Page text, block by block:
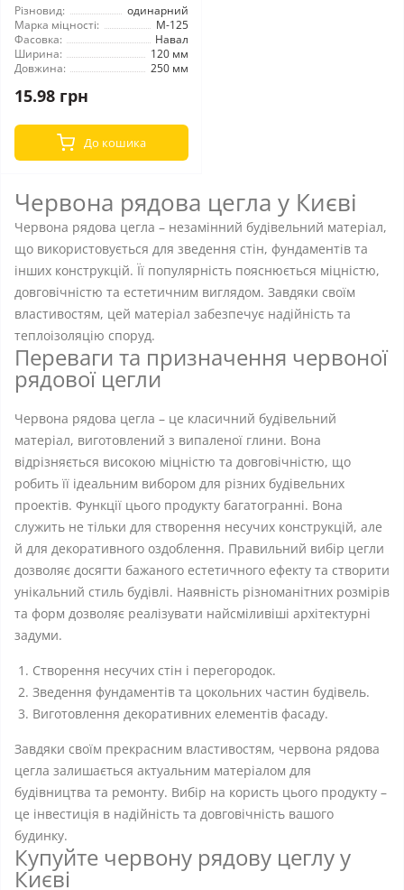
Різновид:
одинарний
Марка міцності:
М-125
Фасовка:
Навал
Ширина:
120 мм
Довжина:
250 мм
15.98 грн
До кошика
Червона рядова цегла у Києві
Червона рядова цегла – незамінний будівельний матеріал,
що використовується для зведення стін, фундаментів та
інших конструкцій. Її популярність пояснюється міцністю,
довговічністю та естетичним виглядом. Завдяки своїм
властивостям, цей матеріал забезпечує надійність та
теплоізоляцію споруд.
Переваги та призначення червоної
рядової цегли
Червона рядова цегла – це класичний будівельний
матеріал, виготовлений з випаленої глини. Вона
відрізняється високою міцністю та довговічністю, що
робить її ідеальним вибором для різних будівельних
проектів. Функції цього продукту багатогранні. Вона
служить не тільки для створення несучих конструкцій, але
й для декоративного оздоблення. Правильний вибір цегли
дозволяє досягти бажаного естетичного ефекту та створити
унікальний стиль будівлі. Наявність різноманітних розмірів
та форм дозволяє реалізувати найсміливіші архітектурні
задуми.
Створення несучих стін і перегородок.
Зведення фундаментів та цокольних частин будівель.
Виготовлення декоративних елементів фасаду.
Завдяки своїм прекрасним властивостям, червона рядова
цегла залишається актуальним матеріалом для
будівництва та ремонту. Вибір на користь цього продукту –
це інвестиція в надійність та довговічність вашого
будинку.
Купуйте червону рядову цеглу у
Києві